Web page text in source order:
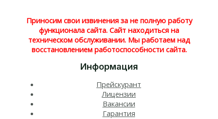
Приносим свои извинения за не полную работу
функционала сайта. Сайт находиться на
техническом обслуживании. Мы работаем над
восстановлением работоспособности сайта.
Информация
Прейскурант
Лицензии
Вакансии
Гарантия